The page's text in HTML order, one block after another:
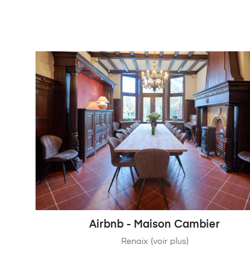
Airbnb - Maison Cambier
Renaix (voir plus)